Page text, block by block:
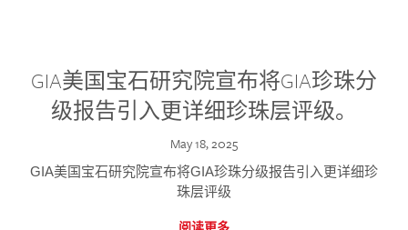
GIA美国宝石研究院宣布将GIA珍珠分
级报告引入更详细珍珠层评级。
May 18, 2025
GIA美国宝石研究院宣布将GIA珍珠分级报告引入更详细珍
珠层评级